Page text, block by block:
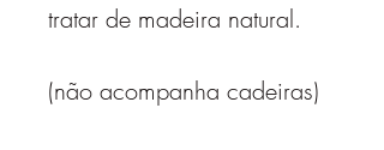
tratar de madeira natural.
(não acompanha cadeiras)